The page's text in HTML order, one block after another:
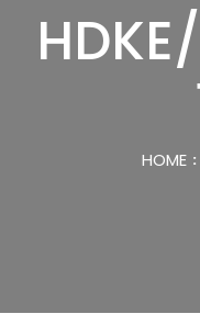
HOME